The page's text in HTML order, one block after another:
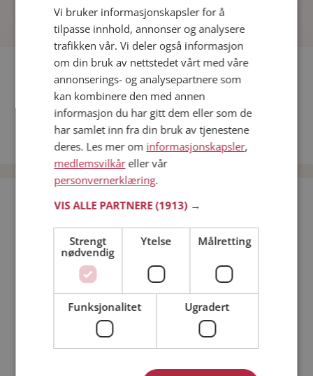
Fler single
Date menn i Norge
Date kvinner i Norge
Bli medlem gratis!
Jeg er en: Mann Kvinne
Min alder:
Vi bruker informasjonskapsler for å
tilpasse innhold, annonser og analysere
trafikken vår. Vi deler også informasjon
om din bruk av nettstedet vårt med våre
annonserings- og analysepartnere som
kan kombinere den med annen
informasjon du har gitt dem eller som de
har samlet inn fra din bruk av tjenestene
deres. Les mer om informasjonskapsler,
medlemsvilkåreller vår
personvernerklæring.
VIS ALLE PARTNERE(1913) →
Strengt
nødvendig
Ytelse Målretting
Funksjonalitet Ugradert